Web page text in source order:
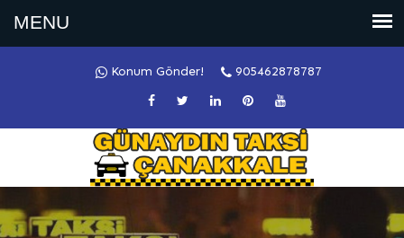
Konum Gönder! 905462878787